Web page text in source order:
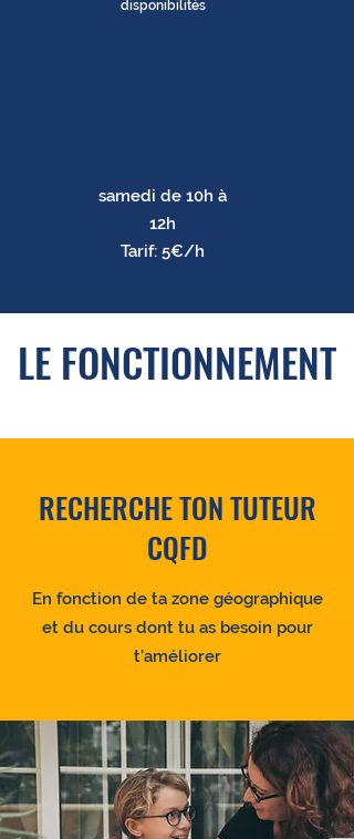
disponibilités
samedi de 10h à
12h
Tarif: 5€/h
LE FONCTIONNEMENT
RECHERCHE TON TUTEUR
CQFD
En fonction de ta zone géographique
et du cours dont tu as besoin pour
t’améliorer